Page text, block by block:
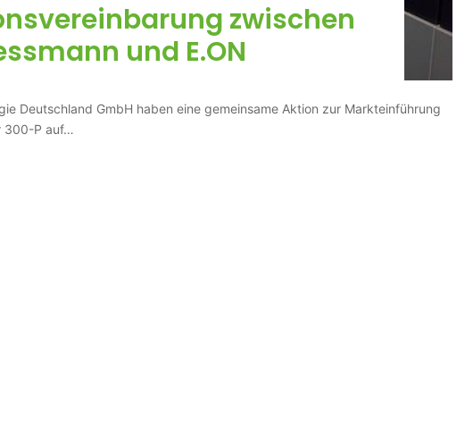
zwischen
und E.ON
Deutschland GmbH haben eine gemeinsame Aktion zur Markteinführung
300-P auf…